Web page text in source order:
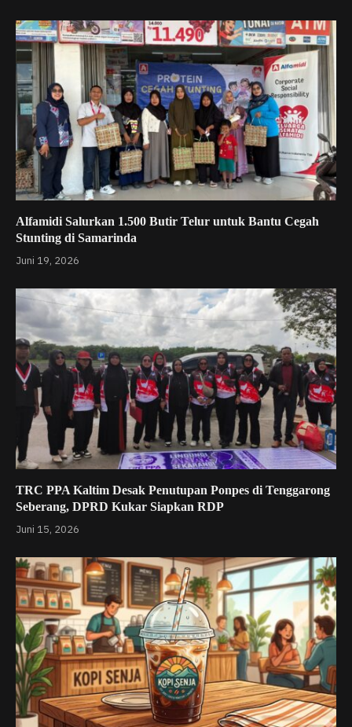
Alfamidi Salurkan 1.500 Butir Telur untuk Bantu Cegah
Stunting di Samarinda
Juni 19, 2026
TRC PPA Kaltim Desak Penutupan Ponpes di Tenggarong
Seberang, DPRD Kukar Siapkan RDP
Juni 15, 2026